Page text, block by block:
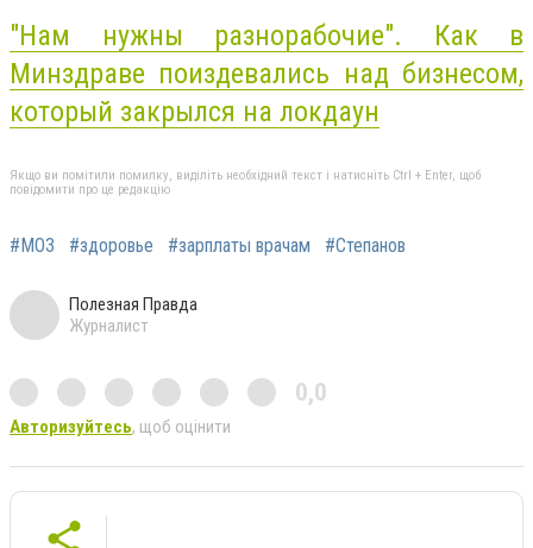
"Нам нужны разнорабочие". Как в
Минздраве поиздевались над бизнесом,
который закрылся на локдаун
Якщо ви помітили помилку, виділіть необхідний текст і натисніть Ctrl + Enter, щоб
повідомити про це редакцію
#МОЗ #здоровье #зарплаты врачам #Степанов
Полезная Правда
Журналист
0,0
Авторизуйтесь, щоб оцінити